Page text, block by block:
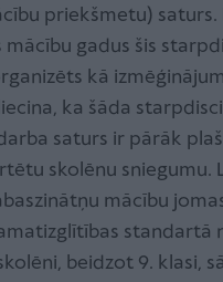
priekšmetu) saturs.
mācību gadus šis
kā
ka šāda
saturs ir pārāk
skolēnu sniegumu.
mācību
standartā
beidzot 9. klasi,